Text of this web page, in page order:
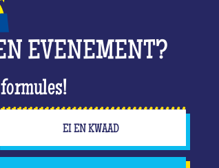
EVENEMENT?
EI EN KWAAD